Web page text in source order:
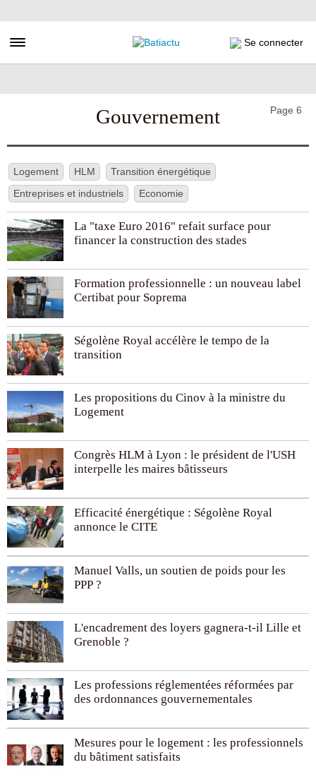
au
principal
Toggle navigation Se connecter
Page 6
Gouvernement
Logement HLM
Transition énergétique
Entreprises et industriels
Economie
La "taxe Euro 2016" refait surface pour
financer la construction des stades
Formation professionnelle : un nouveau label
Certibat pour Soprema
Ségolène Royal accélère le tempo de la
transition
Les propositions du Cinov à la ministre du
Logement
Congrès HLM à Lyon : le président de l'USH
interpelle les maires bâtisseurs
Efficacité énergétique : Ségolène Royal
annonce le CITE
Manuel Valls, un soutien de poids pour les
PPP ?
L'encadrement des loyers gagnera-t-il Lille et
Grenoble ?
Les professions réglementées réformées par
des ordonnances gouvernementales
Mesures pour le logement : les professionnels
du bâtiment satisfaits